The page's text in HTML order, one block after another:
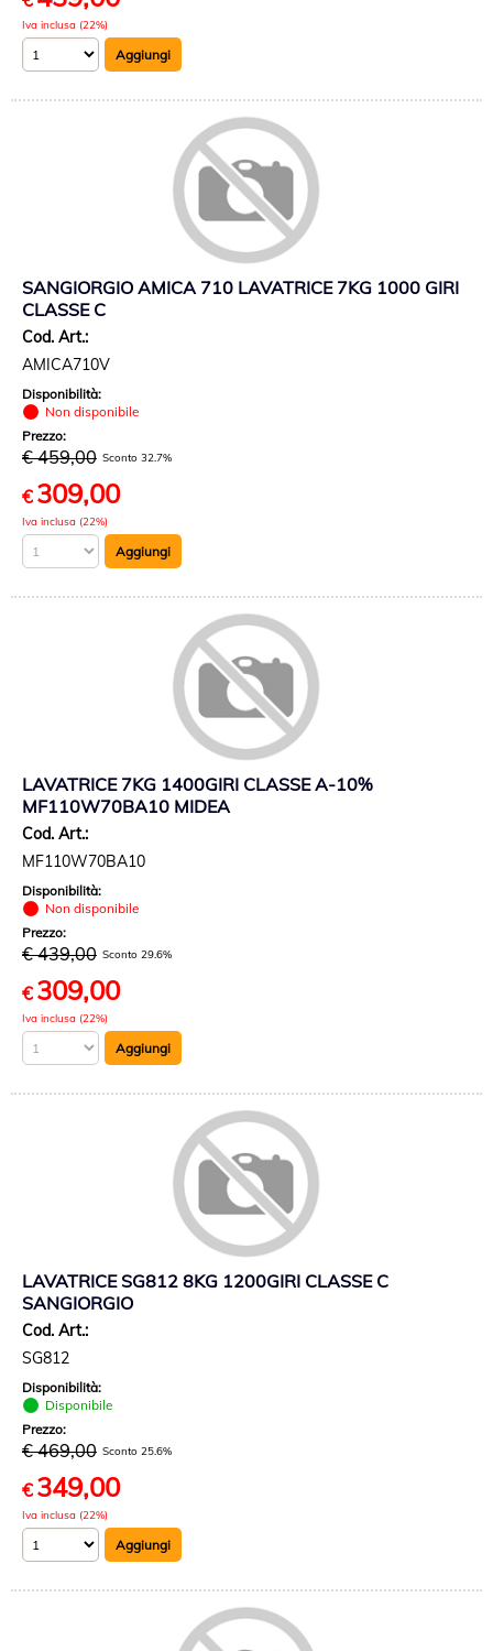
Iva inclusa (22%)
SANGIORGIO AMICA 710 LAVATRICE 7KG 1000 GIRI
CLASSE C
Cod. Art.:
AMICA710V
Disponibilità:
Non disponibile
Prezzo:
€ 459,00 Sconto 32.7%
€ 309,00
Iva inclusa (22%)
LAVATRICE 7KG 1400GIRI CLASSE A-10%
MF110W70BA10 MIDEA
Cod. Art.:
MF110W70BA10
Disponibilità:
Non disponibile
Prezzo:
€ 439,00 Sconto 29.6%
€ 309,00
Iva inclusa (22%)
LAVATRICE SG812 8KG 1200GIRI CLASSE C
SANGIORGIO
Cod. Art.:
SG812
Disponibilità:
Disponibile
Prezzo:
€ 469,00 Sconto 25.6%
€ 349,00
Iva inclusa (22%)